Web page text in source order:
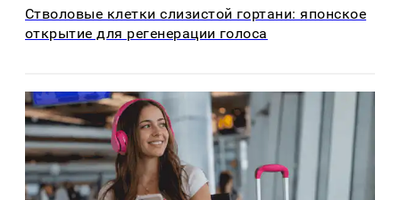
Стволовые клетки слизистой гортани: японское
открытие для регенерации голоса